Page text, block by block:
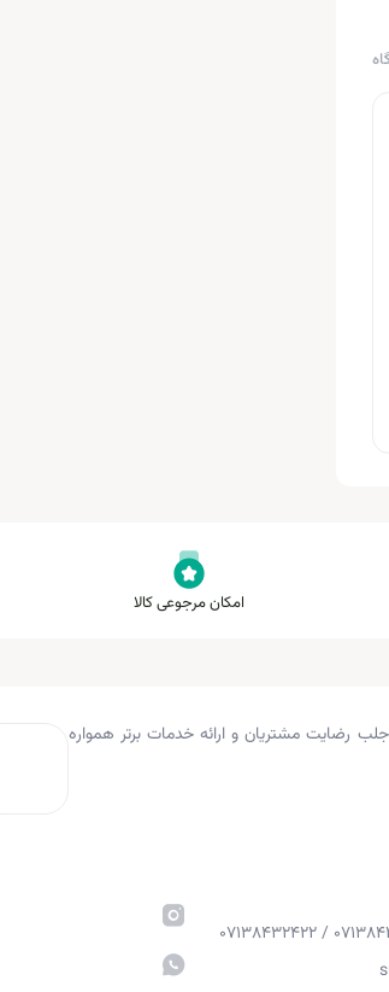
امکان مرجوعی کالا
شروع به کار کرده و با هدف جلب رضایت مشتریان و ارائه خدمات برتر همواره